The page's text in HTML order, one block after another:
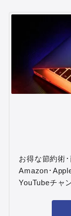
お得な節約術
Amazon･
YouTubeチャ